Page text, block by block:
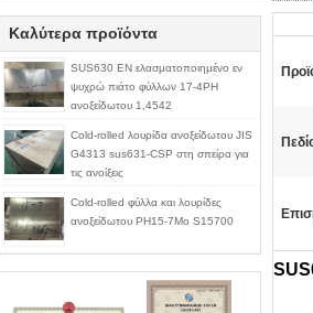
Καλύτερα προϊόντα
SUS630 EN ελασματοποιημένο εν
ψυχρώ πιάτο φύλλων 17-4PH
ανοξείδωτου 1,4542
Cold-rolled λουρίδα ανοξείδωτου JIS
G4313 sus631-CSP στη σπείρα για
τις ανοίξεις
Cold-rolled φύλλα και λουρίδες
ανοξείδωτου PH15-7Mo S15700